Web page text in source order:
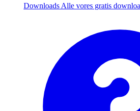
Downloads Alle vores gratis